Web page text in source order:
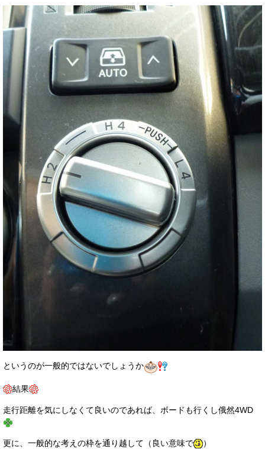
スタッフブログ
お客様の声
お問い合わせ
メールフォーム
電話はこちら
というのが一般的ではないでしょうか
結果
走行距離を気にしなくて良いのであれば、ボードも行くし俄然4WD
更に、一般的な考えの枠を通り越して（良い意味で ）